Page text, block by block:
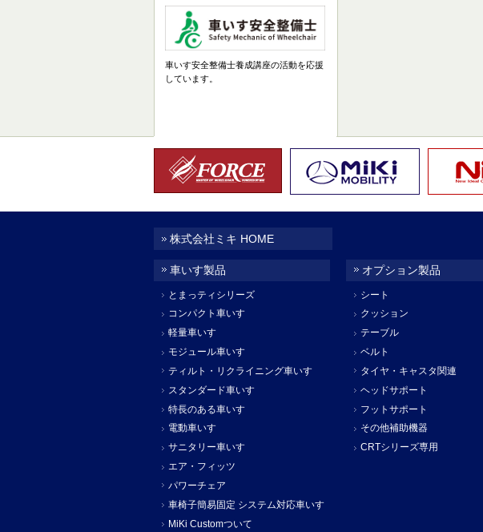
車いす安全整備士養成講座の活動を応援
しています。
株式会社ミキ HOME
車いす製品
とまっティシリーズ
コンパクト車いす
軽量車いす
モジュール車いす
ティルト・リクライニング車いす
スタンダード車いす
特長のある車いす
電動車いす
サニタリー車いす
エア・フィッツ
パワーチェア
車椅子簡易固定 システム対応車いす
MiKi Customついて
オプション製品
シート
クッション
テーブル
ベルト
タイヤ・キャスタ関連
ヘッドサポート
フットサポート
その他補助機器
CRTシリーズ専用